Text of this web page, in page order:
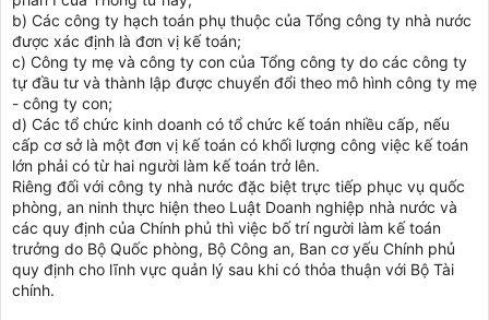
b) Các công ty hạch toán phụ thuộc của Tổng công ty nhà nước
được xác định là đơn vị kế toán;
c) Công ty mẹ và công ty con của Tổng công ty do các công ty
tự đầu tư và thành lập được chuyển đổi theo mô hình công ty mẹ
- công ty con;
d) Các tổ chức kinh doanh có tổ chức kế toán nhiều cấp, nếu
cấp cơ sở là một đơn vị kế toán có khối lượng công việc kế toán
lớn phải có từ hai người làm kế toán trở lên.
Riêng đối với công ty nhà nước đặc biệt trực tiếp phục vụ quốc
phòng, an ninh thực hiện theo Luật Doanh nghiệp nhà nước và
các quy định của Chính phủ thì việc bố trí người làm kế toán
trưởng do Bộ Quốc phòng, Bộ Công an, Ban cơ yếu Chính phủ
quy định cho lĩnh vực quản lý sau khi có thỏa thuận với Bộ Tài
chính.